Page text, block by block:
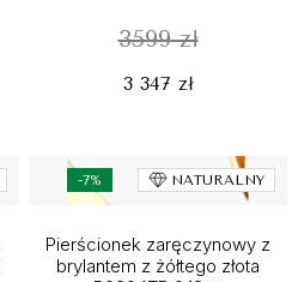
3599 zł
3 347 zł
-7% NATURALNY
Pierścionek zaręczynowy z
brylantem z żółtego złota